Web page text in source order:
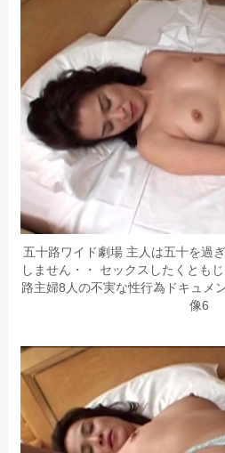
五十路ワイド劇場 主人は五十を過
しません・・ セックスしたくとも
路主婦8人の不実な性行為ドキュメ
像6